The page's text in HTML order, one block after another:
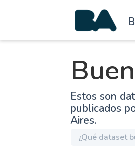
Estos son
publicados
Aires.